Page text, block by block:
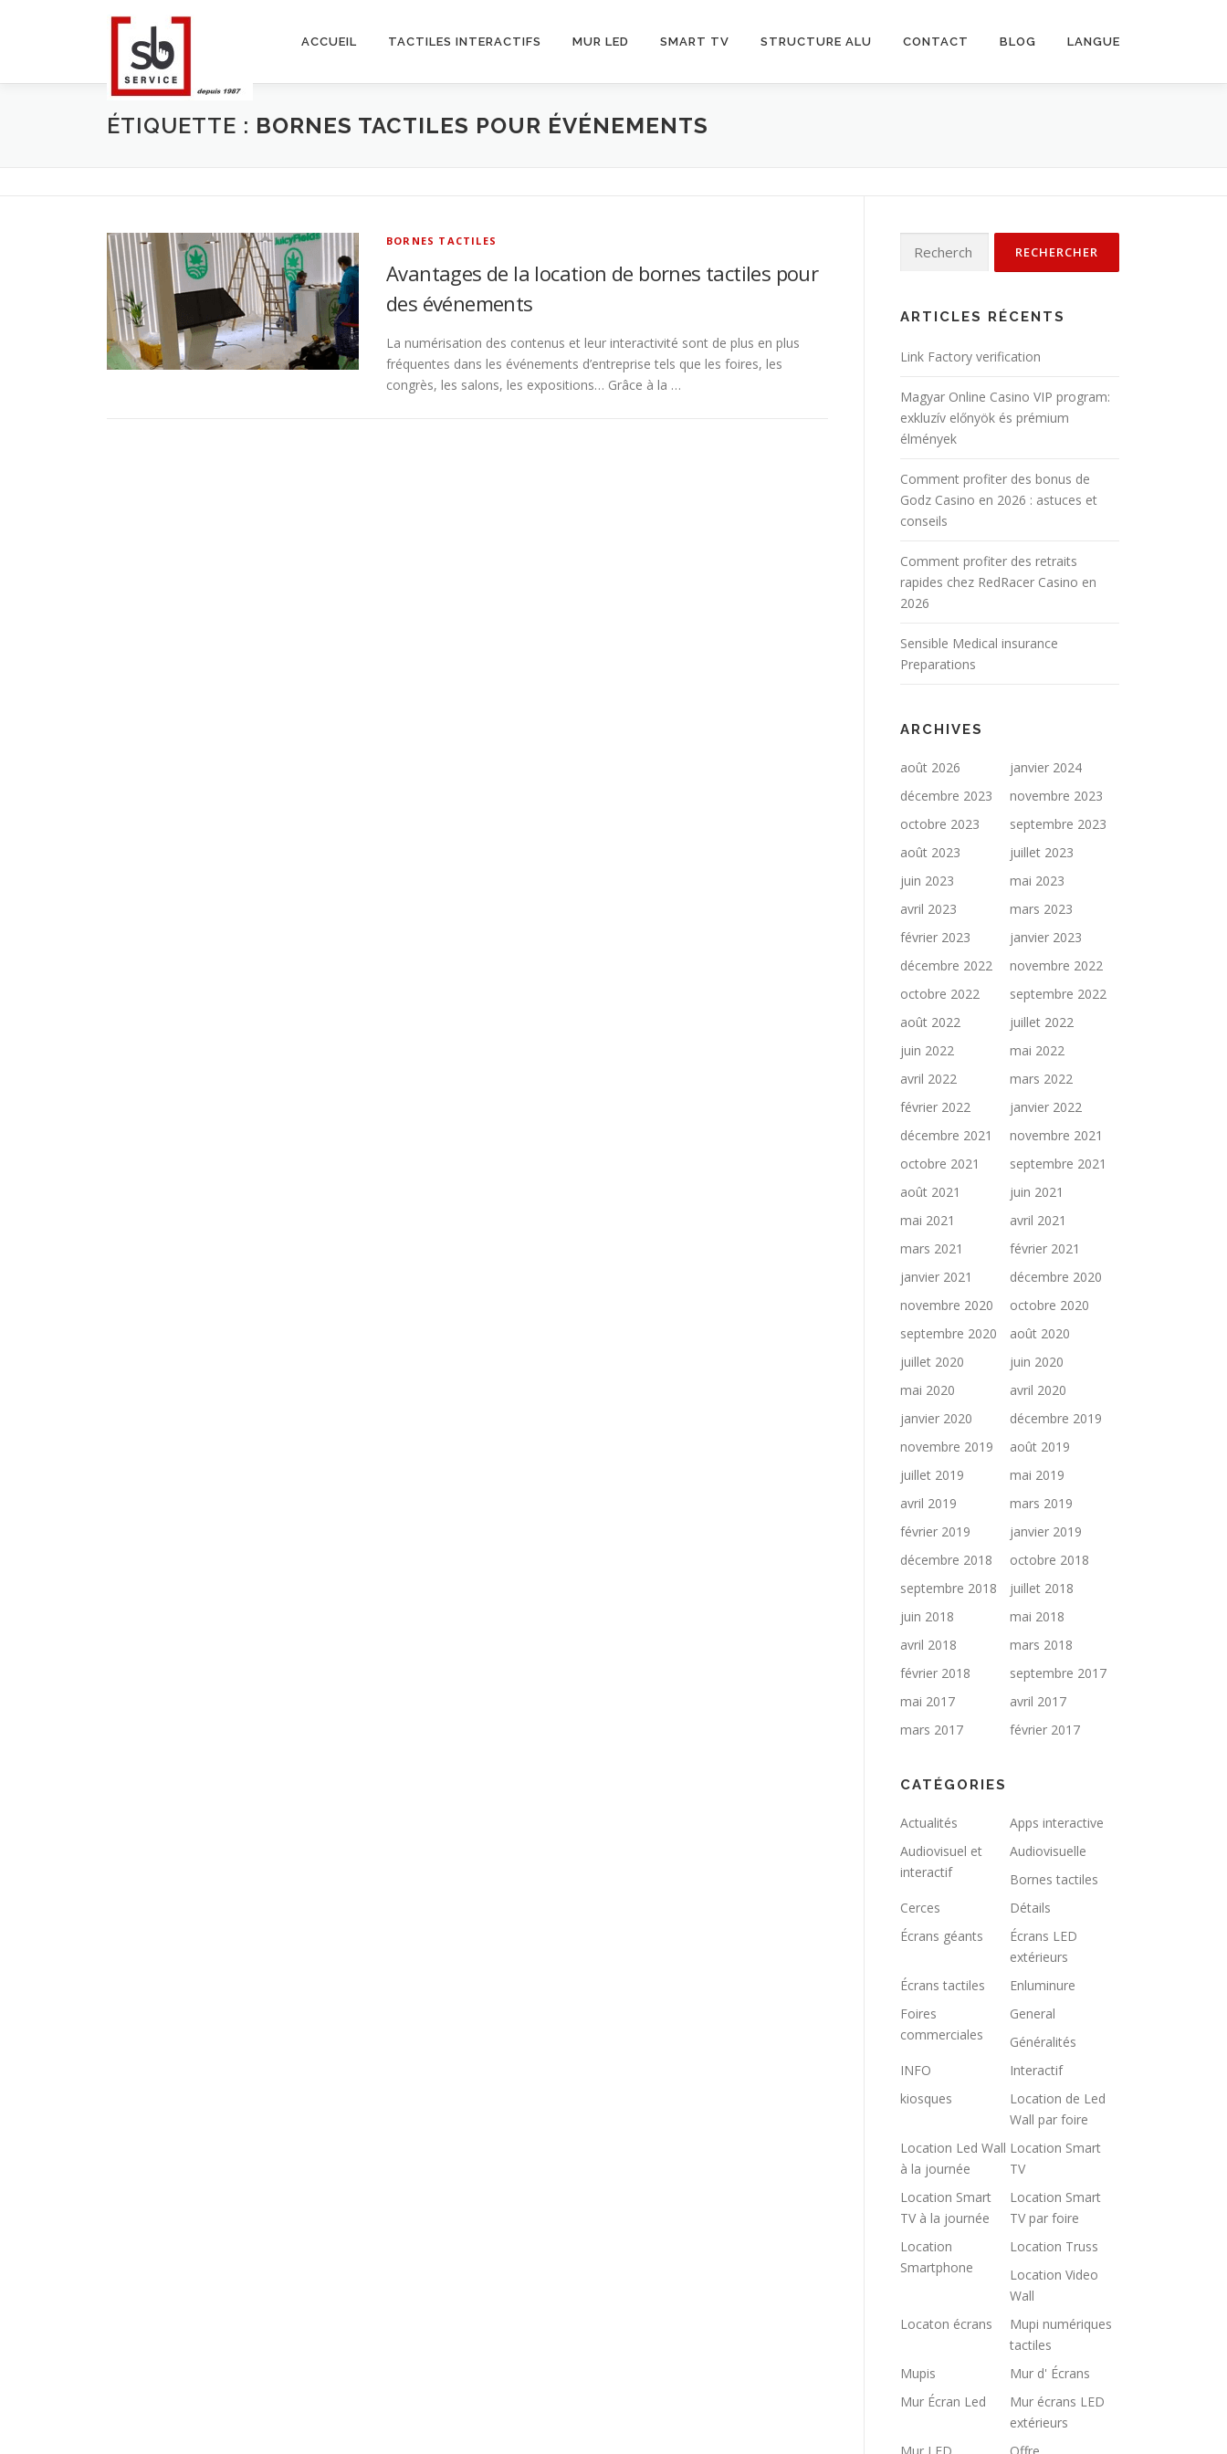
ACCUEIL TACTILES INTERACTIFS MUR LED SMART TV STRUCTURE ALU CONTACT BLOG LANGUE
ÉTIQUETTE : BORNES TACTILES POUR ÉVÉNEMENTS
BORNES TACTILES
Avantages de la location de bornes tactiles pour
des événements
La numérisation des contenus et leur interactivité sont de plus en plus
fréquentes dans les événements d’entreprise tels que les foires, les
congrès, les salons, les expositions… Grâce à la …
ARTICLES RÉCENTS
Link Factory verification
Magyar Online Casino VIP program:
exkluzív előnyök és prémium
élmények
Comment profiter des bonus de
Godz Casino en 2026 : astuces et
conseils
Comment profiter des retraits
rapides chez RedRacer Casino en
2026
Sensible Medical insurance
Preparations
ARCHIVES
août 2026
janvier 2024
décembre 2023
novembre 2023
octobre 2023
septembre 2023
août 2023
juillet 2023
juin 2023
mai 2023
avril 2023
mars 2023
février 2023
janvier 2023
décembre 2022
novembre 2022
octobre 2022
septembre 2022
août 2022
juillet 2022
juin 2022
mai 2022
avril 2022
mars 2022
février 2022
janvier 2022
décembre 2021
novembre 2021
octobre 2021
septembre 2021
août 2021
juin 2021
mai 2021
avril 2021
mars 2021
février 2021
janvier 2021
décembre 2020
novembre 2020
octobre 2020
septembre 2020
août 2020
juillet 2020
juin 2020
mai 2020
avril 2020
janvier 2020
décembre 2019
novembre 2019
août 2019
juillet 2019
mai 2019
avril 2019
mars 2019
février 2019
janvier 2019
décembre 2018
octobre 2018
septembre 2018
juillet 2018
juin 2018
mai 2018
avril 2018
mars 2018
février 2018
septembre 2017
mai 2017
avril 2017
mars 2017
février 2017
CATÉGORIES
Actualités
Apps interactive
Audiovisuel et
interactif
Audiovisuelle
Bornes tactiles
Cerces
Détails
Écrans géants
Écrans LED
extérieurs
Écrans tactiles
Enluminure
Foires
commerciales
General
Généralités
INFO
Interactif
kiosques
Location de Led
Wall par foire
Location Led Wall
à la journée
Location Smart
TV
Location Smart
TV à la journée
Location Smart
TV par foire
Location
Smartphone
Location Truss
Location Video
Wall
Locaton écrans
Mupi numériques
tactiles
Mupis
Mur d' Écrans
Mur Écran Led
Mur écrans LED
extérieurs